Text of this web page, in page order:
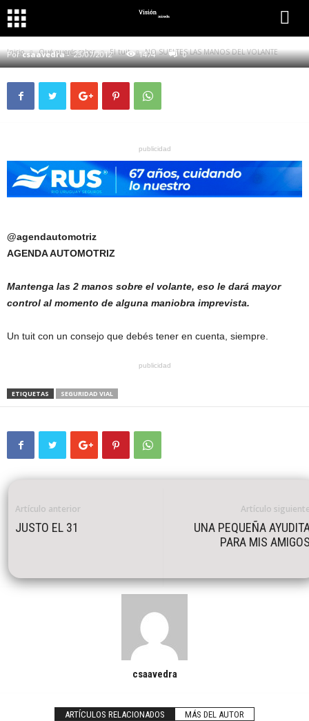
Inicio Qué querés saber El tuit NO SUELTES LAS MANOS DEL VOLANTE
QUÉ QUERÉS SABER SEGURIDAD VIAL
NO SUELTES LAS MANOS DEL VOLANTE
Por csaavedra- 23/07/2012 1474 0
publicidad
@agendautomotriz
AGENDA AUTOMOTRIZ
Mantenga las 2 manos sobre el volante, eso le dará mayor
control al momento de alguna maniobra imprevista.
Un tuit con un consejo que debés tener en cuenta, siempre.
publicidad
ETIQUETAS SEGURIDAD VIAL
Artículo anterior
JUSTO EL 31
Artículo
UNA PEQUEÑA
PARA MIS
csaavedra
ARTÍCULOS RELACIONADOS MÁS DEL AUTOR